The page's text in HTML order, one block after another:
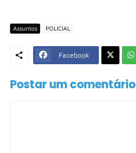
Assuntos POLICIAL
Facebook
Postar um comentário